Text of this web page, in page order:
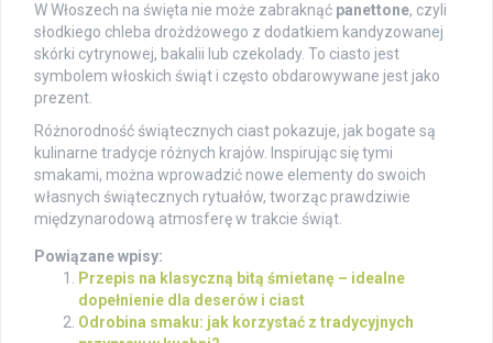
W Włoszech na święta nie może zabraknąć panettone, czyli
słodkiego chleba drożdżowego z dodatkiem kandyzowanej
skórki cytrynowej, bakalii lub czekolady. To ciasto jest
symbolem włoskich świąt i często obdarowywane jest jako
prezent.
Różnorodność świątecznych ciast pokazuje, jak bogate są
kulinarne tradycje różnych krajów. Inspirując się tymi
smakami, można wprowadzić nowe elementy do swoich
własnych świątecznych rytuałów, tworząc prawdziwie
międzynarodową atmosferę w trakcie świąt.
Powiązane wpisy:
Przepis na klasyczną bitą śmietanę – idealne
dopełnienie dla deserów i ciast
Odrobina smaku: jak korzystać z tradycyjnych